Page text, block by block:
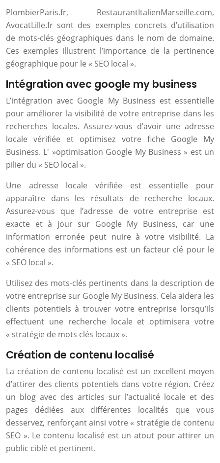
PlombierParis.fr, RestaurantItalienMarseille.com,
AvocatLille.fr sont des exemples concrets d’utilisation
de mots-clés géographiques dans le nom de domaine.
Ces exemples illustrent l’importance de la pertinence
géographique pour le « SEO local ».
Intégration avec google my business
L’intégration avec Google My Business est essentielle
pour améliorer la visibilité de votre entreprise dans les
recherches locales. Assurez-vous d’avoir une adresse
locale vérifiée et optimisez votre fiche Google My
Business. L' »optimisation Google My Business » est un
pilier du « SEO local ».
Une adresse locale vérifiée est essentielle pour
apparaître dans les résultats de recherche locaux.
Assurez-vous que l’adresse de votre entreprise est
exacte et à jour sur Google My Business, car une
information erronée peut nuire à votre visibilité. La
cohérence des informations est un facteur clé pour le
« SEO local ».
Utilisez des mots-clés pertinents dans la description de
votre entreprise sur Google My Business. Cela aidera les
clients potentiels à trouver votre entreprise lorsqu’ils
effectuent une recherche locale et optimisera votre
« stratégie de mots clés locaux ».
Création de contenu localisé
La création de contenu localisé est un excellent moyen
d’attirer des clients potentiels dans votre région. Créez
un blog avec des articles sur l’actualité locale et des
pages dédiées aux différentes localités que vous
desservez, renforçant ainsi votre « stratégie de contenu
SEO ». Le contenu localisé est un atout pour attirer un
public ciblé et pertinent.